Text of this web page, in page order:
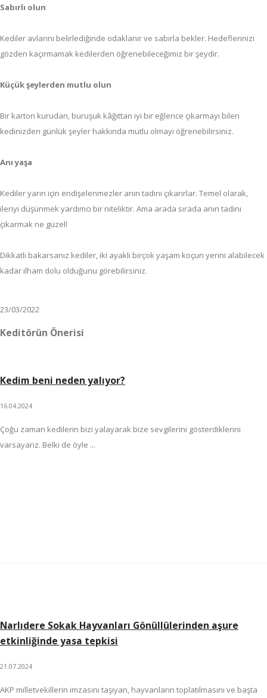
Sabırlı olun
Kediler avlarını belirlediğinde odaklanır ve sabırla bekler. Hedeflerinizi
gözden kaçırmamak kedilerden öğrenebileceğimiz bir şeydir.
Küçük şeylerden mutlu olun
Bir karton kurudan, buruşuk kâğıttan iyi bir eğlence çıkarmayı bilen
kedinizden günlük şeyler hakkında mutlu olmayı öğrenebilirsiniz.
Anı yaşa
Kediler yarın için endişelenmezler anın tadını çıkarırlar. Temel olarak,
ileriyi düşünmek yardımcı bir niteliktir. Ama arada sırada anın tadını
çıkarmak ne güzel!
Dikkatli bakarsanız kediler, iki ayaklı birçok yaşam koçun yerini alabilecek
kadar ilham dolu olduğunu görebilirsiniz.
23/03/2022
Keditörün Önerisi
Kedim beni neden yalıyor?
16.04.2024
Çoğu zaman kedilerin bizi yalayarak bize sevgilerini gösterdiklerini
varsayarız. Belki de öyle ...
Narlıdere Sokak Hayvanları Gönüllülerinden aşure
etkinliğinde yasa tepkisi
21.07.2024
AKP milletvekillerin imzasını taşıyan, hayvanların toplatılmasını ve başta